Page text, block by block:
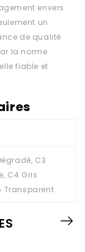
envers
un
de qualité
la norme
fiable et
C3
C4 Gris
Transparent